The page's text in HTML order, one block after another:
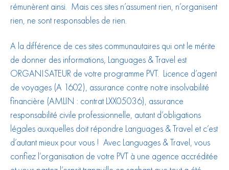
rémunèrent ainsi. Mais ces sites n’assument rien, n’organisent
rien, ne sont responsables de rien.
A la différence de ces sites communautaires qui ont le mérite
de donner des informations, Languages & Travel est
ORGANISATEUR de votre programme PVT. Licence d’agent
de voyages (A 1602), assurance contre notre insolvabilité
financière (AMLIN : contrat LXX05036), assurance
responsabilité civile professionnelle, autant d’obligations
légales auxquelles doit répondre Languages & Travel et c’est
d’autant mieux pour vous ! Avec Languages & Travel, vous
confiez l’organisation de votre PVT à une agence accréditée